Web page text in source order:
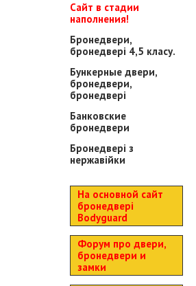
Сайт в стадии
наполнения!
Бронедвери,
бронедвері 4,5 класу.
Бункерные двери,
бронедвери,
бронедвері
Банковские
бронедвери
Бронедвері з
нержавійки
На основной сайт
бронедвері
Bodyguard
Форум про двери,
бронедвери и
замки